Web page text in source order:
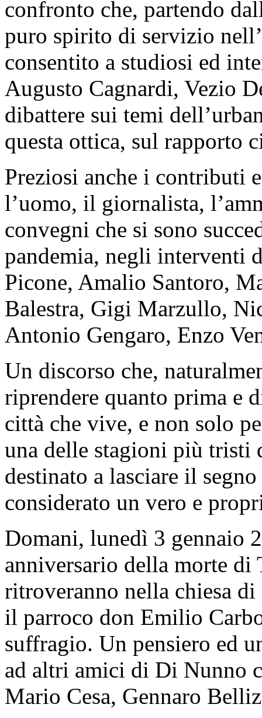
confronto che, partendo
puro spirito di servizio
consentito a studiosi ed
Augusto Cagnardi, Vezio
dibattere sui temi
questa ottica, sul rapporto
Preziosi anche i contributi
l’uomo, il giornalista,
convegni che si sono
pandemia, negli interventi
Picone, Amalio Santoro,
Balestra, Gigi Marzullo,
Antonio Gengaro, Enzo
Un discorso che,
riprendere quanto prima e
città che vive, e non solo
una delle stagioni più tristi
destinato a lasciare il
considerato un vero e
Domani, lunedì 3 gennaio
anniversario della morte
ritroveranno nella chiesa
il parroco don Emilio
suffragio. Un pensiero ed
ad altri amici di Di Nunno
Mario Cesa, Gennaro